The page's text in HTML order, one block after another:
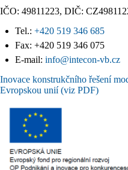
IČO: 49811223, DIČ:
Tel.: +420 519 346 685
Fax: +420 519 346 075
E-mail: info@intecon-vb.cz
Inovace konstrukčního řešení
Evropskou unií (viz PDF)